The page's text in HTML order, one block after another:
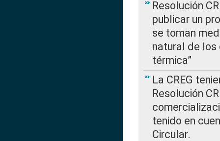
Resolución
publicar un
se toman
natural de los
térmica”
La CREG
Resolución
tenido en
Circular.